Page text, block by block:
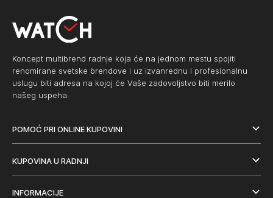
Koncept multibrend radnje koja će na jednom mestu spojiti
renomirane svetske brendove i uz izvanrednu i profesionalnu
uslugu biti adresa na kojoj će Vaše zadovoljstvo biti merilo
našeg uspeha.
POMOĆ PRI ONLINE KUPOVINI
KUPOVINA U RADNJI
INFORMACIJE